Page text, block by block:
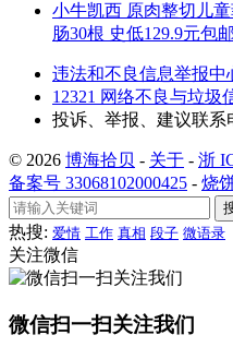
小牛凯西 原肉整切儿
肠30根 史低129.9元包邮
违法和不良信息举报中
12321 网络不良与垃圾
投诉、举报、建议联系
© 2026 博海拾贝 - 关于 - 浙
备案号 33068102000425 - 烧
热搜: 爱情 工作 真相 段子 微语录
关注微信
微信扫一扫关注我们